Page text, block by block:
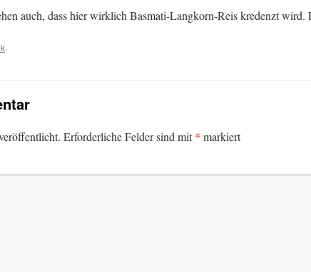
auch, dass hier wirklich Basmati-Langkorn-Reis kredenzt
.
Erforderliche Felder sind mit* markiert